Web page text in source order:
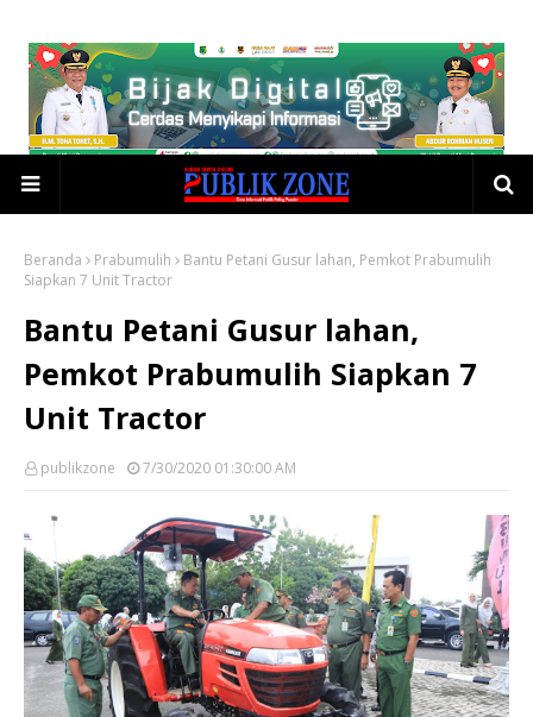
Beranda Prabumulih
Bantu Petani Gusur lahan, Pemkot Prabumulih
Siapkan 7 Unit Tractor
Bantu Petani Gusur lahan,
Pemkot Prabumulih Siapkan 7
Unit Tractor
publikzone 7/30/2020 01:30:00 AM